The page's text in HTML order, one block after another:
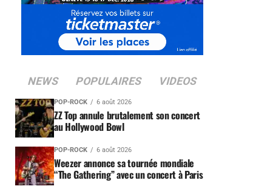
NEWS POPULAIRES VIDEOS
POP-ROCK 6 août 2026
ZZ Top annule brutalement son concert
au Hollywood Bowl
POP-ROCK 6 août 2026
Weezer annonce sa tournée mondiale
“The Gathering” avec un concert à Paris